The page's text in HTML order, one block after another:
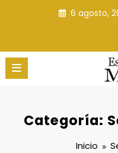
6 agosto,
Categoría:
Inicio